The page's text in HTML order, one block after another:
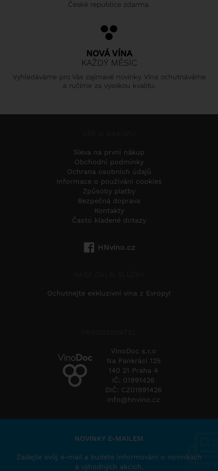
České republice zdarma.
NOVÁ VÍNA
KAŽDÝ MĚSÍC
Vyhledáváme pro Vás zajímavé novinky. Vína ochutnáváme
a ručíme za vysokou kvalitu.
Sleva na první nákup
Obchodní podmínky
Ochrana osobních údajů
Informace o používání cookies
Způsoby platby
Bezpečná doprava
Kontakty
Často kladené dotazy
HNvino.cz
Ochutnejte exkluzivní vína z Evropy!
VinoDoc s.r.o
Na Pankráci 125
140 21 Praha 4
IČ: 01991426
DIČ: CZ01991426
info@hnvino.cz
NOVINKY E-MAILEM
Zadejte svůj e-mail a budete informováni o novinkách
a výhodných akcích.